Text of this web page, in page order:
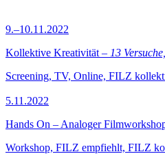
9.–10.11.2022
Kollektive Kreativität – 13
Screening, TV, Online, FILZ
5.11.2022
Hands On – Analoger
Workshop, FILZ empfiehlt, FILZ